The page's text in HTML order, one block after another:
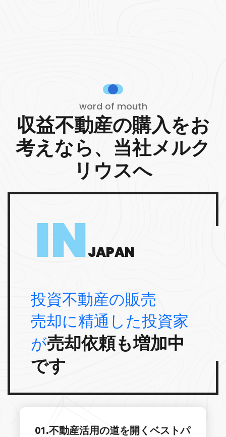
word of mouth
収益不動産の購入をお
考えなら、当社メルク
リウスへ
INJAPAN
投資不動産の販売
売却に精通した投資家
が売却依頼も増加中
です
01.不動産活用の道を開くベストパ